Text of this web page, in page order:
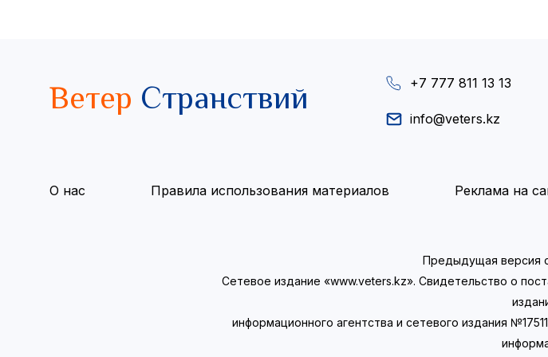
Ветер Странствий +7 777 811 13 13
info@veters.kz
О нас Правила использования материалов Реклама на
Предыдущая версия
Сетевое издание «www.veters.kz». Свидетельство о
информационного агентства и сетевого издания